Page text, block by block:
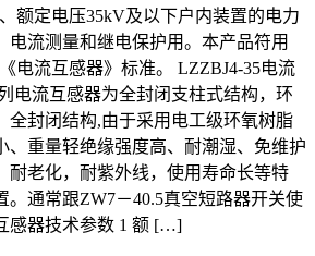
额定电压35kV及以下户内装置的电力
电流测量和继电保护用。本产品符用
电流互感器》标准。 LZZBJ4-35电流
电流互感器为全封闭支柱式结构，环
全封闭结构,由于采用电工级环氧树脂
、重量轻绝缘强度高、耐潮湿、免维护
耐老化，耐紫外线，使用寿命长等特
。通常跟ZW7－40.5真空短路器开关使
感器技术参数 1 额 […]